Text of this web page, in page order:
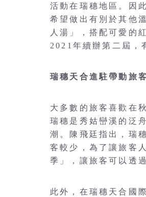
活動在瑞穗地區。因
希望做出有別於其他
人湯」，搭配可愛的
2021年續辦第二屆，
瑞穗天合進駐帶動旅
大多數的旅客喜歡在
瑞穗是秀姑巒溪的泛
潮。陳飛廷指出，瑞
客較少，為了讓旅客
季」，讓旅客可以透
此外，在瑞穗天合國